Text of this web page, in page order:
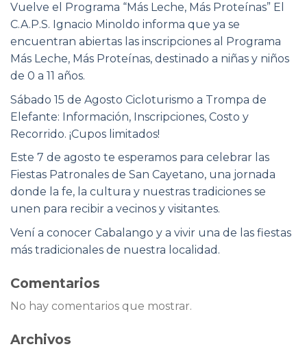
Vuelve el Programa “Más Leche, Más Proteínas” El
C.A.P.S. Ignacio Minoldo informa que ya se
encuentran abiertas las inscripciones al Programa
Más Leche, Más Proteínas, destinado a niñas y niños
de 0 a 11 años.
Sábado 15 de Agosto Cicloturismo a Trompa de
Elefante: Información, Inscripciones, Costo y
Recorrido. ¡Cupos limitados!
Este 7 de agosto te esperamos para celebrar las
Fiestas Patronales de San Cayetano, una jornada
donde la fe, la cultura y nuestras tradiciones se
unen para recibir a vecinos y visitantes.
Vení a conocer Cabalango y a vivir una de las fiestas
más tradicionales de nuestra localidad.
Comentarios
No hay comentarios que mostrar.
Archivos